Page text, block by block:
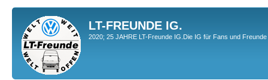
LT-FREUNDE IG.
2020; 25 JAHRE LT-Freunde IG.Die IG für Fans und